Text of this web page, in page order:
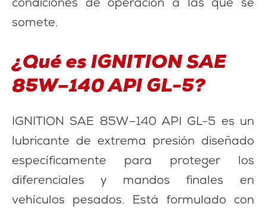
condiciones de operación a las que se
somete.
¿Qué es IGNITION SAE
85W–140 API GL-5?
IGNITION SAE 85W–140 API GL-5 es un
lubricante de extrema presión diseñado
específicamente para proteger los
diferenciales y mandos finales en
vehículos pesados. Está formulado con